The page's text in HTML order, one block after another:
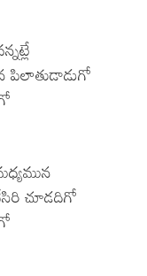
పిలాతుడాడుగో
చూడదిగో